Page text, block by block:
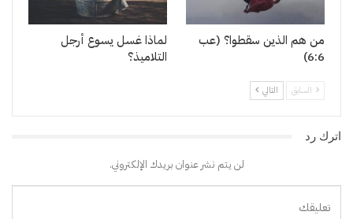
من هم الذين سقطوا؟ (عب
6:6)
لماذا غسل يسوع أرجل
التلاميذ؟
السابق التالي
اترك رد
لن يتم نشر عنوان بريدك الإلكتروني.